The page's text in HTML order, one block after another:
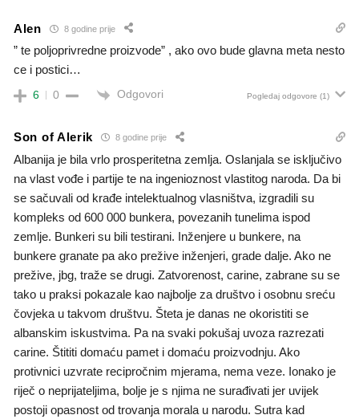
Alen 8 godine prije
” te poljoprivredne proizvode” , ako ovo bude glavna meta nesto
ce i postici…
6 0 Odgovori Pogledaj odgovore (1)
Son of Alerik 8 godine prije
Albanija je bila vrlo prosperitetna zemlja. Oslanjala se isključivo
na vlast vođe i partije te na ingenioznost vlastitog naroda. Da bi
se sačuvali od krađe intelektualnog vlasništva, izgradili su
kompleks od 600 000 bunkera, povezanih tunelima ispod
zemlje. Bunkeri su bili testirani. Inženjere u bunkere, na
bunkere granate pa ako prežive inženjeri, grade dalje. Ako ne
prežive, jbg, traže se drugi. Zatvorenost, carine, zabrane su se
tako u praksi pokazale kao najbolje za društvo i osobnu sreću
čovjeka u takvom društvu. Šteta je danas ne okoristiti se
albanskim iskustvima. Pa na svaki pokušaj uvoza razrezati
carine. Štititi domaću pamet i domaću proizvodnju. Ako
protivnici uzvrate recipročnim mjerama, nema veze. Ionako je
riječ o neprijateljima, bolje je s njima ne surađivati jer uvijek
postoji opasnost od trovanja morala u narodu. Sutra kad